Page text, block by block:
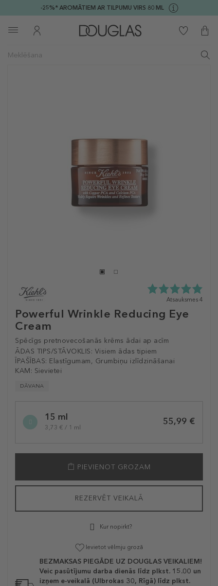
-25%* AROMĀTIEM AR TILPUMU VIRS 80 ML
Powerful Wrinkle Reducing Eye
Cream
Spēcīgs pretnovecošanās krēms ādai ap acīm
ĀDAS TIPS/STĀVOKLIS: Visiem ādas tipiem
ĪPAŠĪBAS: Elastīgumam, Grumbiņu izlīdzināšanai
KAM: Sievietei
DĀVANA
5.0
no
4
Atsauksmes 4
variation15 ml
3,73 € / 1 ml
55,99 €
PIEVIENOT GROZAM
REZERVĒT VEIKALĀ
Kur nopirkt?
Ievietot vēlmju grozā
BEZMAKSAS PIEGĀDE UZ DOUGLAS VEIKALIEM!
Veic pasūtījumu darba dienās līdz plkst. 15.00 un
izņem e-veikalā (Ulbrokas 30, Rīgā) līdz plkst.